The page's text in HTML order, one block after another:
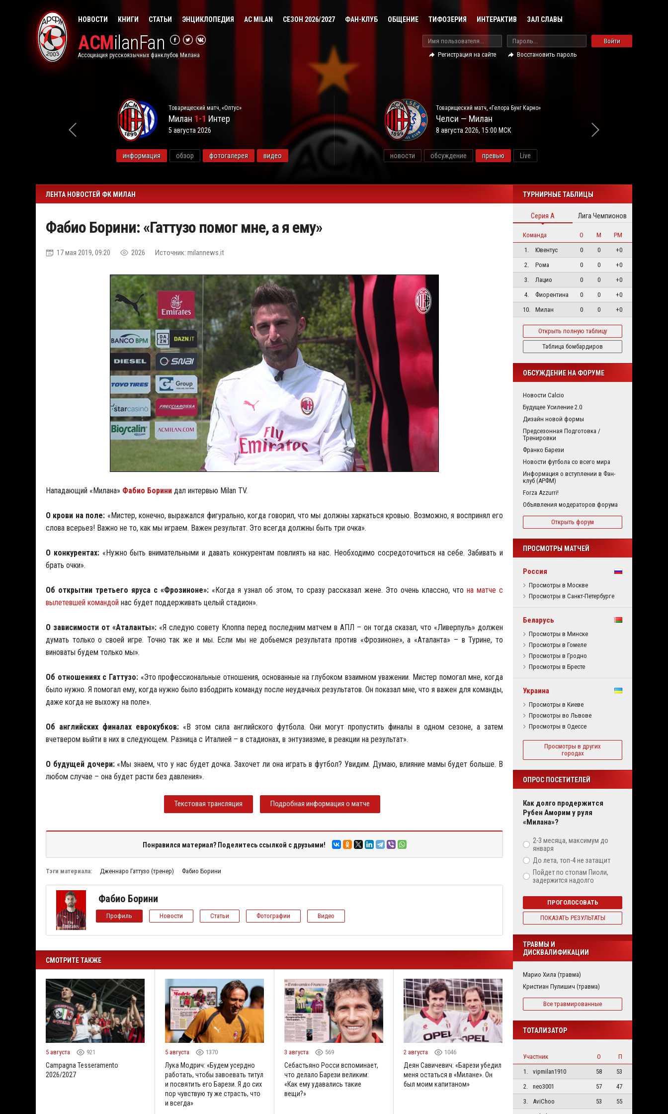
НОВОСТИ КНИГИ СТАТЬИ ЭНЦИКЛОПЕДИЯ AC MILAN СЕЗОН 2026/2027 ФАН-КЛУБ ОБЩЕНИЕ ТИФОЗЕРИЯ ИНТЕРАКТИВ ЗАЛ СЛАВЫ
ACMilanFan
Ассоциация русскоязычных фанклубов Милана
Войти
Регистрация на сайте
Восстановить пароль
Товарищеский матч, «Оптус»
Милан 1-1 Интер
5 августа 2026
информация обзор фотогалерея видео
Товарищеский матч, «Гелора Бунг Карно»
Челси — Милан
8 августа 2026, 15:00 МСК
новости обсуждение превью Live
ЛЕНТА НОВОСТЕЙ ФК МИЛАН
Фабио Борини: «Гаттузо помог мне, а я ему»
17 мая 2019, 09:20 2026 Источник: milannews.it
Нападающий «Милана» Фабио Борини дал интервью Milan TV.
О крови на поле: «Мистер, конечно, выражался фигурально, когда говорил, что мы должны харкаться кровью. Возможно, я воспринял его
слова всерьез! Важно не то, как мы играем. Важен результат. Это всегда должны быть три очка».
О конкурентах:«Нужно быть внимательными и давать конкурентам повлиять на нас. Необходимо сосредоточиться на себе. Забивать и
брать очки».
Об открытии третьего яруса с «Фрозиноне»: «Когда я узнал об этом, то сразу рассказал жене. Это очень классно, что на матче с
вылетевшей командой нас будет поддерживать целый стадион».
О зависимости от «Аталанты»:«Я следую совету Клоппа перед последним матчем в АПЛ – он тогда сказал, что «Ливерпуль» должен
думать только о своей игре. Точно так же и мы. Если мы не добьемся результата против «Фрозиноне», а «Аталанта» – в Турине, то
виноваты будем только мы».
Об отношениях с Гаттузо: «Это профессиональные отношения, основанные на глубоком взаимном уважении. Мистер помогал мне, когда
было нужно. Я помогал ему, когда нужно было взбодрить команду после неудачных результатов. Он показал мне, что я важен для команды,
даже когда не выхожу на поле».
Об английских финалах еврокубков: «В этом сила английского футбола. Они могут пропустить финалы в одном сезоне, а затем
вчетвером выйти в них в следующем. Разница с Италией – в стадионах, в энтузиазме, в реакции на результат».
О будущей дочери:«Мы знаем, что у нас будет дочка. Захочет ли она играть в футбол? Увидим. Думаю, влияние мамы будет больше. В
любом случае – она будет расти без давления».
Текстовая трансляция Подробная информация о матче
Понравился материал? Поделитесь ссылкой с друзьями!
Тэги материала: Дженнаро Гаттузо (тренер) Фабио Борини
Фабио Борини
Профиль Новости Статьи Фотографии Видео
СМОТРИТЕ ТАКЖЕ
5 августа 921
Campagna Tesseramento
2026/2027
5 августа 1370
Лука Модрич: «Будем усердно
работать, чтобы завоевать титул
и посвятить его Барези. Я до сих
пор чувствую ту же страсть, что
и всегда»
3 августа 569
Себастьяно Росси вспоминает,
что делало Барези великим:
«Как ему удавались такие
вещи?»
2 августа 1046
Деян Савичевич: «Барези убедил
меня остаться в «Милане». Он
был моим капитаном»
ТУРНИРНЫЕ ТАБЛИЦЫ
Серия А Лига Чемпионов
Команда О М
РМ
1.
Ювентус 0 0
+0
2.
Рома 0 0
+0
3.
Лацио 0 0
+0
4.
Фиорентина 0 0
+0
10.
Милан 0 0 +0
Открыть полную таблицу
Таблица бомбардиров
ОБСУЖДЕНИЕ НА ФОРУМЕ
Новости Calcio
Будущее Усиление 2.0
Дизайн новой формы
Предсезонная Подготовка /
Тренировки
Франко Барези
Новости футбола со всего мира
Информация о вступлении в Фан-
клуб (АРФМ)
Forza Azzurri!
Объявления модераторов форума
Открыть форум
ПРОСМОТРЫ МАТЧЕЙ
Россия
Просмотры в Москве
Просмотры в Санкт-Петербурге
Беларусь
Просмотры в Минске
Просмотры в Гомеле
Просмотры в Гродно
Просмотры в Бресте
Украина
Просмотры в Киеве
Просмотры во Львове
Просмотры в Одессе
Просмотры в других
городах
ОПРОС ПОСЕТИТЕЛЕЙ
Как долго продержится
Рубен Аморим у руля
«Милана»?
2-3 месяца, максимум до
января
До лета, топ-4 не затащит
Пойдет по стопам Пиоли,
задержится надолго
ПРОГОЛОСОВАТЬ
ПОКАЗАТЬ РЕЗУЛЬТАТЫ
ТРАВМЫ И
ДИСКВАЛИФИКАЦИИ
Марио Хила (травма)
Кристиан Пулишич (травма)
Все травмированные
ТОТАЛИЗАТОР
Участник О
П
1.
vipmilan1910 58
53
2.
neo3001 57
47
3.
AviChoo 53
55